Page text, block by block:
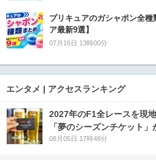
プリキュアのガシャポン全
ア最新9選】
07月16日 13時00分
エンタメ | アクセスランキング
2027年のF1全レースを現
「夢のシーズンチケット」
08月05日 17時48分